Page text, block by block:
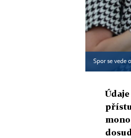
Spor se vede